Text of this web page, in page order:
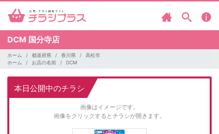
DCM 国分寺店
ホーム 都道府県 香川県
高松市
ホーム
お店の名前 DCM
本日公開中のチラシ
画像はイメージです。
画像をクリックするとチラシが開きます。